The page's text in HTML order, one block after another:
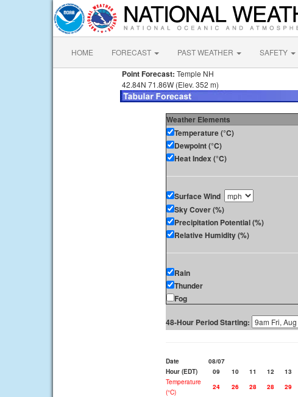
HOME FORECAST PAST WEATHER SAFETY
Point Forecast: Temple NH
42.84N 71.86W (Elev. 352 m)
Weather Elements
Temperature (°C)
Dewpoint (°C)
Heat Index (°C)
Surface Wind
Sky Cover (%)
Precipitation Potential (%)
Relative Humidity (%)
Rain
Thunder
Fog
48-Hour Period Starting:
Date 08/07
Hour (EDT)
09 10 11 12 13
Temperature
(°C)
24 26 28 28 29